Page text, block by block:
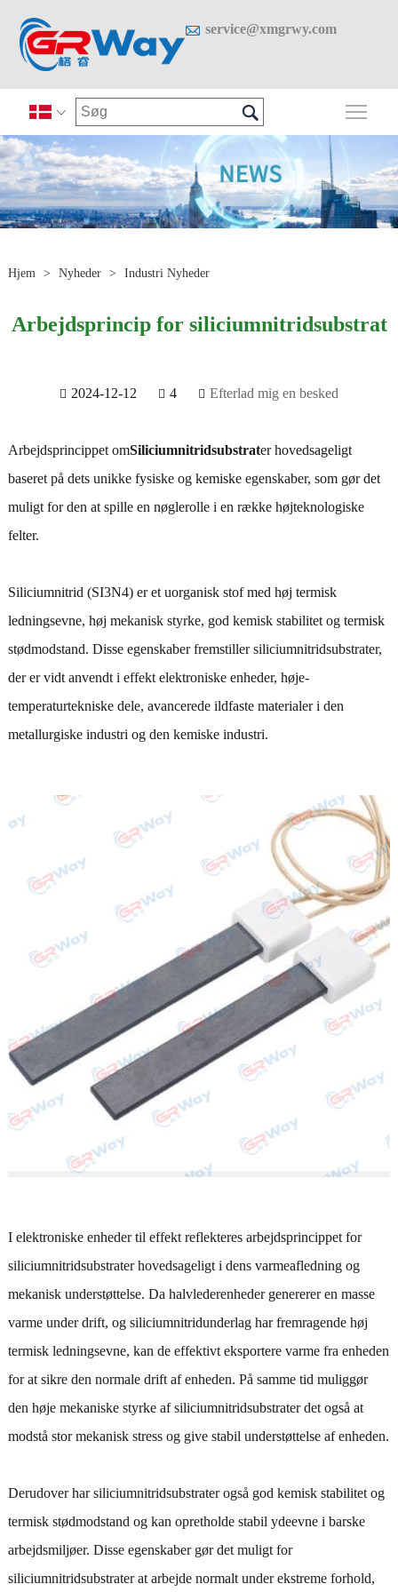
 service@xmgrwy.com
 
Hjem > Nyheder > Industri Nyheder
Arbejdsprincip for siliciumnitridsubstrat
2024-12-12 4 Efterlad mig en besked
Arbejdsprincippet omSiliciumnitridsubstrater hovedsageligt
baseret på dets unikke fysiske og kemiske egenskaber, som gør det
muligt for den at spille en nøglerolle i en række højteknologiske
felter.
Siliciumnitrid (SI3N4) er et uorganisk stof med høj termisk
ledningsevne, høj mekanisk styrke, god kemisk stabilitet og termisk
stødmodstand. Disse egenskaber fremstiller siliciumnitridsubstrater,
der er vidt anvendt i effekt elektroniske enheder, høje-
temperaturtekniske dele, avancerede ildfaste materialer i den
metallurgiske industri og den kemiske industri.
I elektroniske enheder til effekt reflekteres arbejdsprincippet for
siliciumnitridsubstrater hovedsageligt i dens varmeafledning og
mekanisk understøttelse. Da halvlederenheder genererer en masse
varme under drift, og siliciumnitridunderlag har fremragende høj
termisk ledningsevne, kan de effektivt eksportere varme fra enheden
for at sikre den normale drift af enheden. På samme tid muliggør
den høje mekaniske styrke af siliciumnitridsubstrater det også at
modstå stor mekanisk stress og give stabil understøttelse af enheden.
Derudover har siliciumnitridsubstrater også god kemisk stabilitet og
termisk stødmodstand og kan opretholde stabil ydeevne i barske
arbejdsmiljøer. Disse egenskaber gør det muligt for
siliciumnitridsubstrater at arbejde normalt under ekstreme forhold,